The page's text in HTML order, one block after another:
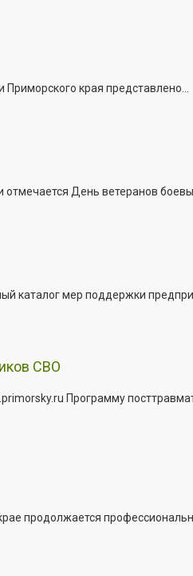
края представлено...
День ветеранов
каталог мер поддержки
СВО
Программу
продолжается